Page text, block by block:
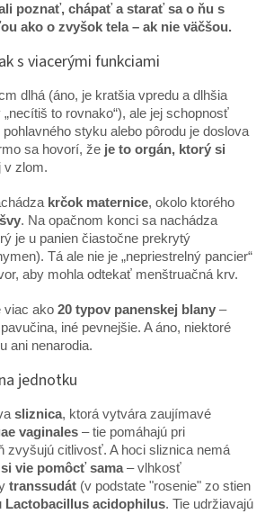
poznať, chápať a starať sa o ňu s
ako o zvyšok tela – ak nie väčšou.
s viacerými funkciami
dlhá (áno, je kratšia vpredu a dlhšia
to rovnako“), ale jej schopnosť
styku alebo pôrodu je doslova
sa hovorí, že je to orgán, ktorý si
v zlom.
krčok maternice, okolo ktorého
. Na opačnom konci sa nachádza
je u panien čiastočne prekrytý
Tá ale nie je „nepriestrelný pancier“
aby mohla odtekať menštruačná krv.
viac ako 20 typov panenskej blany –
iné pevnejšie. A áno, niektoré
ani nenarodia.
jednotku
sliznica, ktorá vytvára zaujímavé
vaginales – tie pomáhajú pri
zvyšujú citlivosť. A hoci sliznica nemá
vie pomôcť sama– vlhkosť
transsudát (v podstate "rosenie" zo stien
Lactobacillus acidophilus. Tie udržiavajú